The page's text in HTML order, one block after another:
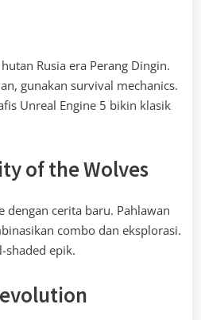
Rusia era Perang Dingin.
gunakan survival mechanics.
Unreal Engine 5 bikin klasik
of the Wolves
dengan cerita baru. Pahlawan
combo dan eksplorasi.
shaded epik.